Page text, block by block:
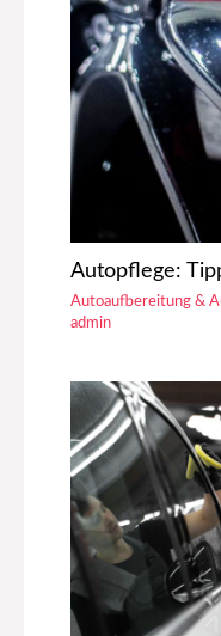
Autopflege:
Autoaufbereitung &
admin